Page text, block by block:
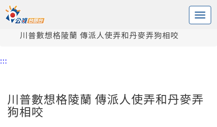
中央內容區塊
頭頁
川普數想格陵蘭 傳派人使弄和丹麥弄狗相咬
:::
川普數想格陵蘭 傳派人使弄和丹麥弄
狗相咬